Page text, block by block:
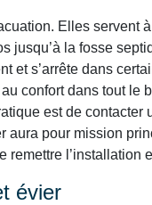
Elles servent
jusqu’à la fosse
et s’arrête dans
confort dans tout le
est de contacter
aura pour mission
l’installation
évier